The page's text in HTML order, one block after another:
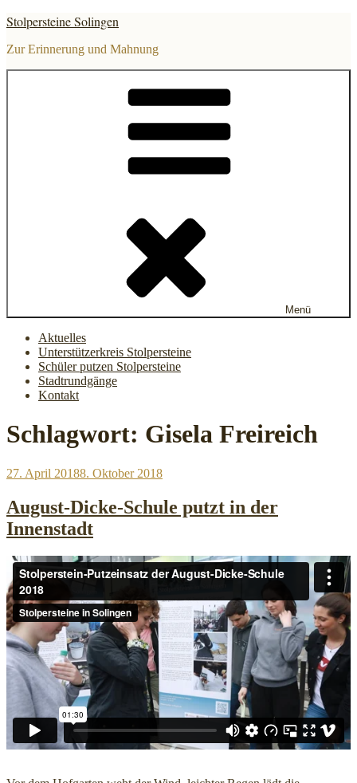
Zum
Inhalt
springen
Stolpersteine Solingen
Zur Erinnerung und Mahnung
Menü
Aktuelles
Unterstützerkreis Stolpersteine
Schüler putzen Stolpersteine
Stadtrundgänge
Kontakt
Schlagwort: Gisela Freireich
Veröffentlicht
27. April 20188. Oktober 2018
August-Dicke-Schule putzt in der
Innenstadt